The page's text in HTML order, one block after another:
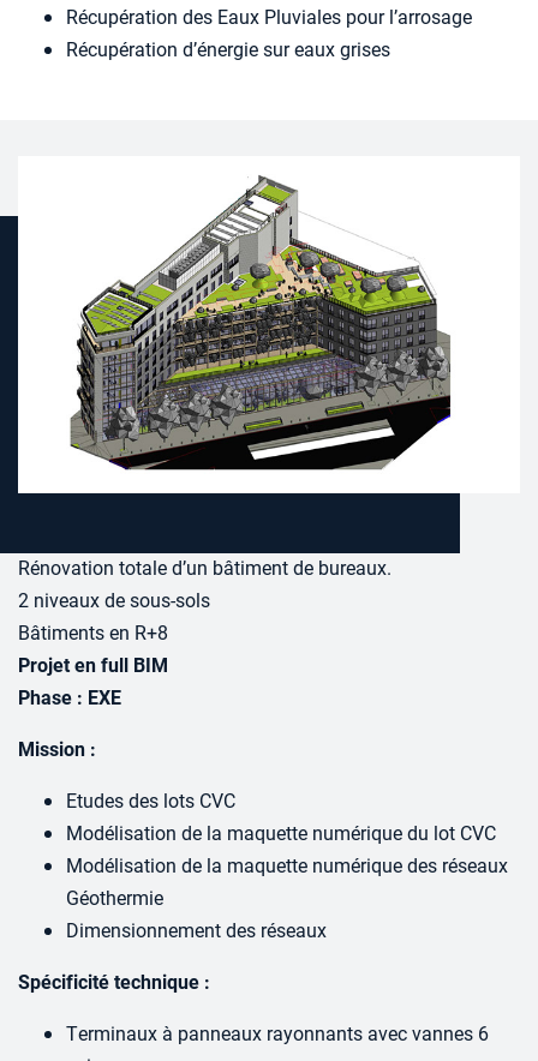
Récupération des Eaux Pluviales pour l’arrosage
Récupération d’énergie sur eaux grises
Rénovation totale d’un bâtiment de bureaux.
2 niveaux de sous-sols
Bâtiments en R+8
Projet en full BIM
Phase : EXE
Mission :
Etudes des lots CVC
Modélisation de la maquette numérique du lot CVC
Modélisation de la maquette numérique des réseaux
Géothermie
Dimensionnement des réseaux
Spécificité technique :
Terminaux à panneaux rayonnants avec vannes 6